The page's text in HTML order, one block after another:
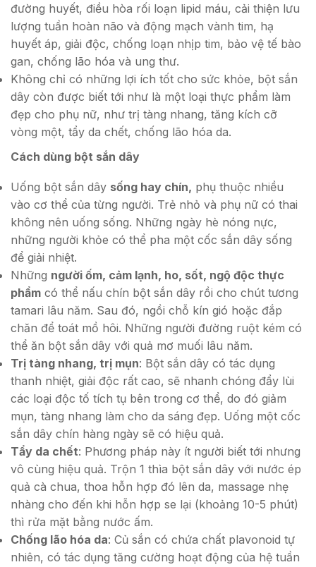
đường huyết, điều hòa rối loạn lipid máu, cải thiện lưu
lượng tuần hoàn não và động mạch vành tim, hạ
huyết áp, giải độc, chống loạn nhịp tim, bảo vệ tế bào
gan, chống lão hóa và ung thư.
Không chỉ có những lợi ích tốt cho sức khỏe, bột sắn
dây còn được biết tới như là một loại thực phẩm làm
đẹp cho phụ nữ, như trị tàng nhang, tăng kích cỡ
vòng một, tẩy da chết, chống lão hóa da.
Cách dùng bột sắn dây
Uống bột sắn dây sống hay chín, phụ thuộc nhiều
vào cơ thể của từng người. Trẻ nhỏ và phụ nữ có thai
không nên uống sống. Những ngày hè nóng nực,
những người khỏe có thể pha một cốc sắn dây sống
để giải nhiệt.
Những người ốm, cảm lạnh, ho, sốt, ngộ độc thực
phẩm có thể nấu chín bột sắn dây rồi cho chút tương
tamari lâu năm. Sau đó, ngồi chỗ kín gió hoặc đắp
chăn để toát mồ hôi. Những người đường ruột kém có
thể ăn bột sắn dây với quả mơ muối lâu năm.
Trị tàng nhang, trị mụn: Bột sắn dây có tác dụng
thanh nhiệt, giải độc rất cao, sẽ nhanh chóng đẩy lùi
các loại độc tố tích tụ bên trong cơ thể, do đó giảm
mụn, tàng nhang làm cho da sáng đẹp. Uống một cốc
sắn dây chín hàng ngày sẽ có hiệu quả.
Tẩy da chết: Phương pháp này ít người biết tới nhưng
vô cùng hiệu quả. Trộn 1 thìa bột sắn dây với nước ép
quả cà chua, thoa hỗn hợp đó lên da, massage nhẹ
nhàng cho đến khi hỗn hợp se lại (khoảng 10-5 phút)
thì rửa mặt bằng nước ấm.
Chống lão hóa da: Củ sắn có chứa chất plavonoid tự
nhiên, có tác dụng tăng cường hoạt động của hệ tuần